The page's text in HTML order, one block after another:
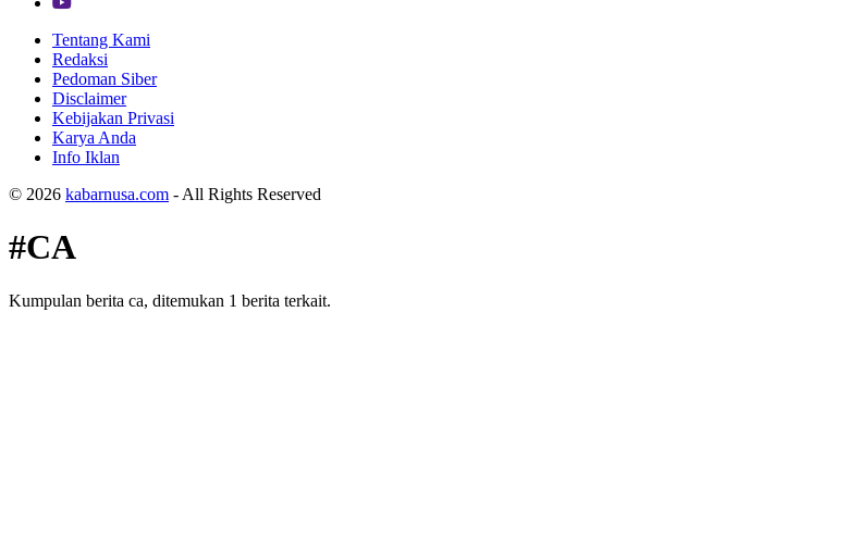
Tentang Kami
Redaksi
Pedoman Siber
Disclaimer
Kebijakan Privasi
Karya Anda
Info Iklan
© 2026 kabarnusa.com - All Rights Reserved
#CA
Kumpulan berita ca, ditemukan 1 berita terkait.